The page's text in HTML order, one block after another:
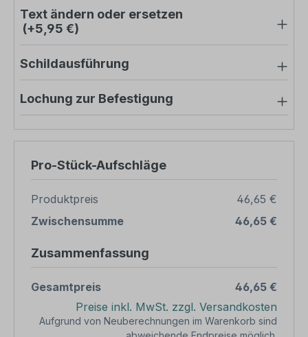
Text ändern oder ersetzen
(+5,95 €)
Schildausführung
Lochung zur Befestigung
Pro-Stück-Aufschläge
Produktpreis
46,65 €
Zwischensumme
46,65 €
Zusammenfassung
Gesamtpreis
46,65 €
Preise inkl. MwSt. zzgl. Versandkosten
Aufgrund von Neuberechnungen im Warenkorb sind